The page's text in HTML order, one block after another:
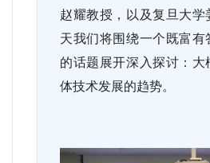
赵耀教授，以及复旦大
天我们将围绕一个既富
的话题展开深入探讨：
体技术发展的趋势。